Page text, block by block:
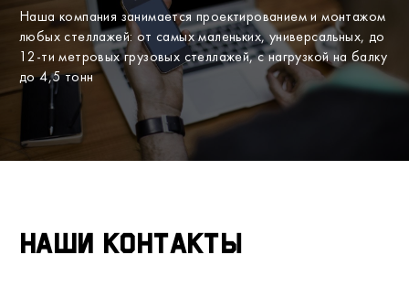
Наша компания занимается проектированием и монтажом
любых стеллажей: от самых маленьких, универсальных, до
12-ти метровых грузовых стеллажей, с нагрузкой на балку
до 4,5 тонн
Наши контакты